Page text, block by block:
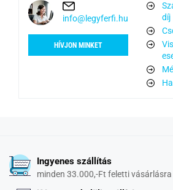
info@legyferfi.hu
HÍVJON MINKET
díj
Ingyenes szállítás
minden 33.000,-Ft feletti vásárlásra